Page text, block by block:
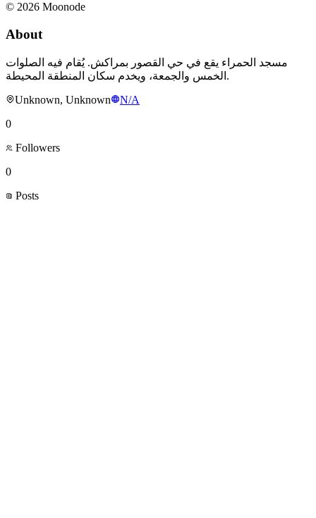
© 2026 Moonode
About
مسجد الحمراء يقع في حي القصور بمراكش. يُقام فيه الصلوات
الخمس والجمعة، ويخدم سكان المنطقة المحيطة.
Unknown, Unknown
N/A
0
Followers
0
Posts